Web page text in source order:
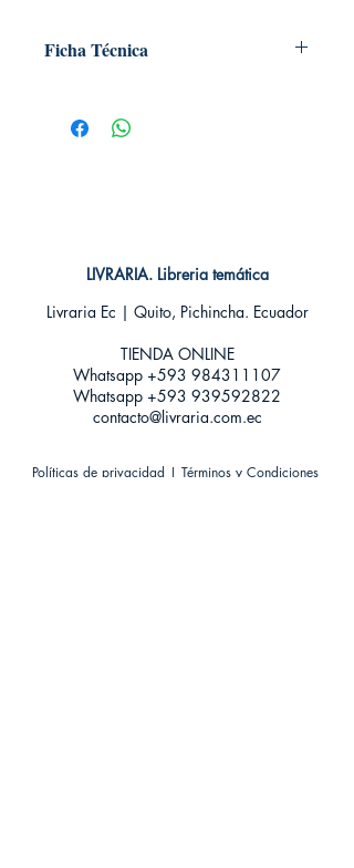
Ficha Técnica
Editorial: Alma editorial
Idioma: Castellano
LIVRARIA. Libreria temática
Livraria Ec | Quito, Pichincha. Ecuador
TIENDA ONLINE​
Whatsapp +593 984311107
Whatsapp +593 939592822
contacto@livraria.com.ec
Políticas de privacidad | Términos y Condiciones